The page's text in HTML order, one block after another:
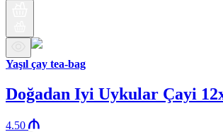
Yaşıl çay tea-bag
Doğadan Iyi Uykular Çayi
4.50